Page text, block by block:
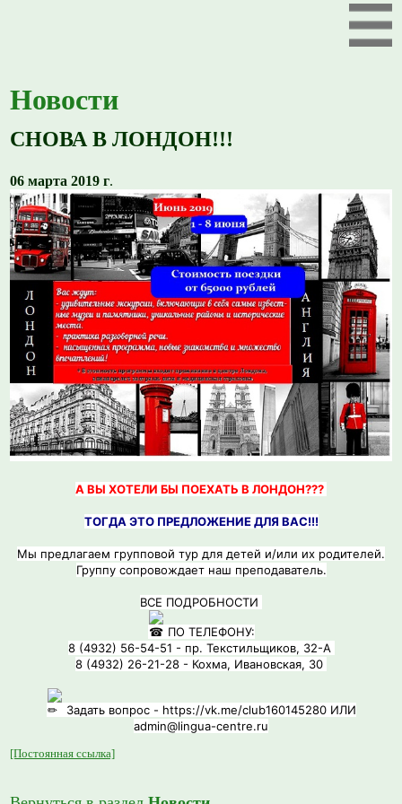
Новости
СНОВА В ЛОНДОН!!!
06 марта 2019 г.
А ВЫ ХОТЕЛИ БЫ ПОЕХАТЬ В ЛОНДОН???
ТОГДА ЭТО ПРЕДЛОЖЕНИЕ ДЛЯ ВАС!!!
Мы предлагаем групповой тур для детей и/или их родителей.
Группу сопровождает наш преподаватель.
ВСЕ ПОДРОБНОСТИ
ПО ТЕЛЕФОНУ:
8 (4932) 56-54-51 - пр. Текстильщиков, 32-А
8 (4932) 26-21-28 - Кохма, Ивановская, 30
Задать вопрос - https://vk.me/club160145280 ИЛИ
admin@lingua-centre.ru
[Постоянная ссылка]